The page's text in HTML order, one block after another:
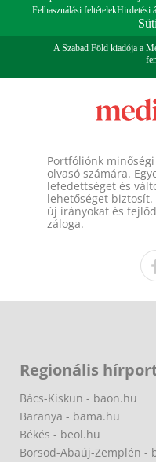
Felhasználási feltételekHirdetési
A Szabad Föld kiadója a
Portfóliónk
olvasó számára.
lefedettséget és
lehetőséget biztosít.
új irányokat és
záloga.
Regionális
Bács-Kiskun - baon.hu
Baranya - bama.hu
Békés - beol.hu
Borsod-Abaúj-Zemplén -